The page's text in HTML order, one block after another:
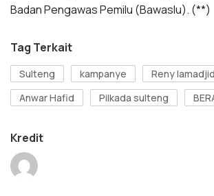
Badan Pengawas Pemilu (Bawaslu). (**)
Tag Terkait
Sulteng kampanye
Reny
Anwar Hafid
Pilkada sulteng
Kredit